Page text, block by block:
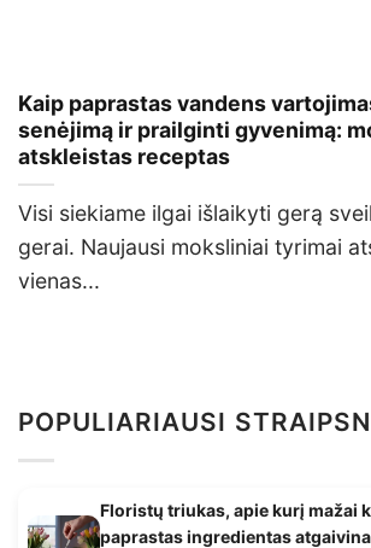
Kaip paprastas vandens
senėjimą ir prailginti gyvenimą:
atskleistas receptas
Visi siekiame ilgai išlaikyti gerą
gerai. Naujausi moksliniai tyrimai
vienas...
POPULIARIAUSI
Floristų triukas, apie kurį mažai
paprastas ingredientas